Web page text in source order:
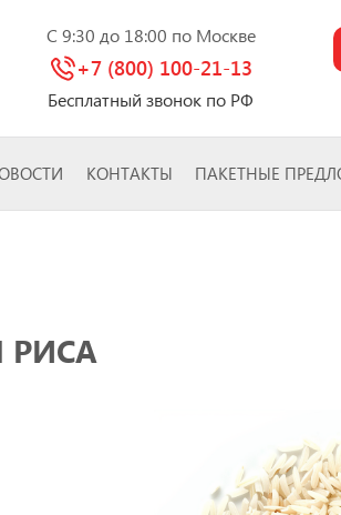
C 9:30 до 18:00 по Москве
+7 (800) 100-21-13
Бесплатный звонок по РФ
КОНТАКТЫ ПАКЕТНЫЕ
РИСА